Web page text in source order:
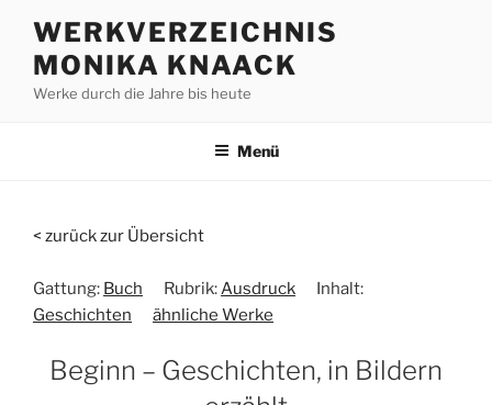
Inhalt
springen
WERKVERZEICHNIS
MONIKA KNAACK
Werke durch die Jahre bis heute
Menü
< zurück zur Übersicht
Gattung: Buch Rubrik: Ausdruck
Inhalt:
Geschichten
ähnliche Werke
Beginn – Geschichten, in Bildern